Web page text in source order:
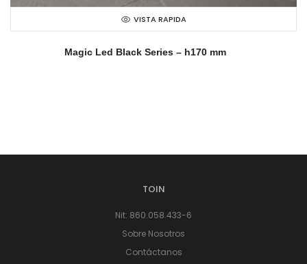
VISTA RAPIDA
Magic Led Black Series – h170 mm
TOIN
Nit: 860.058.433-6
Sobre Nosotros
Contáctanos